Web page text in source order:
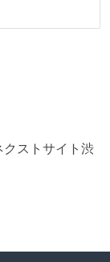
ストサイト渋